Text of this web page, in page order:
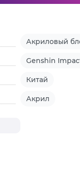
Акриловый
Genshin
Китай
Акрил